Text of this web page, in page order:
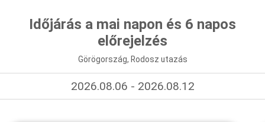
Időjárás a mai napon és 6 napos
előrejelzés
Görögország, Rodosz utazás
2026.08.06 - 2026.08.12